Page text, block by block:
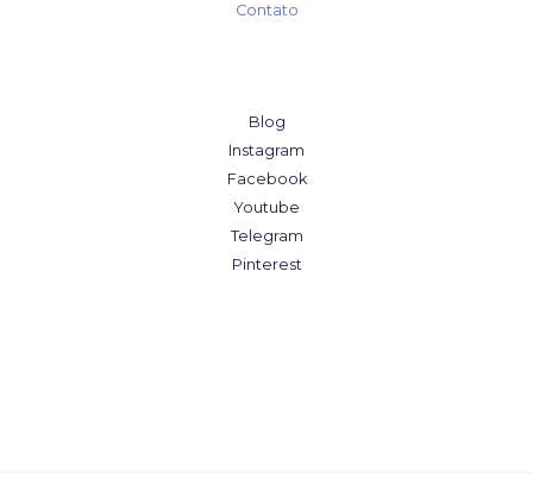
Contato
Blog
Instagram
Facebook
Youtube
Telegram
Pinterest